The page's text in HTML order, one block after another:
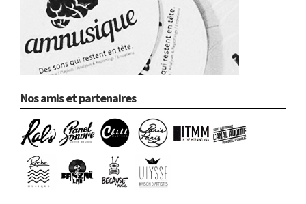
Nos amis et partenaires